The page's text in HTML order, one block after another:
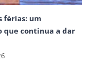
férias: um
que continua a dar